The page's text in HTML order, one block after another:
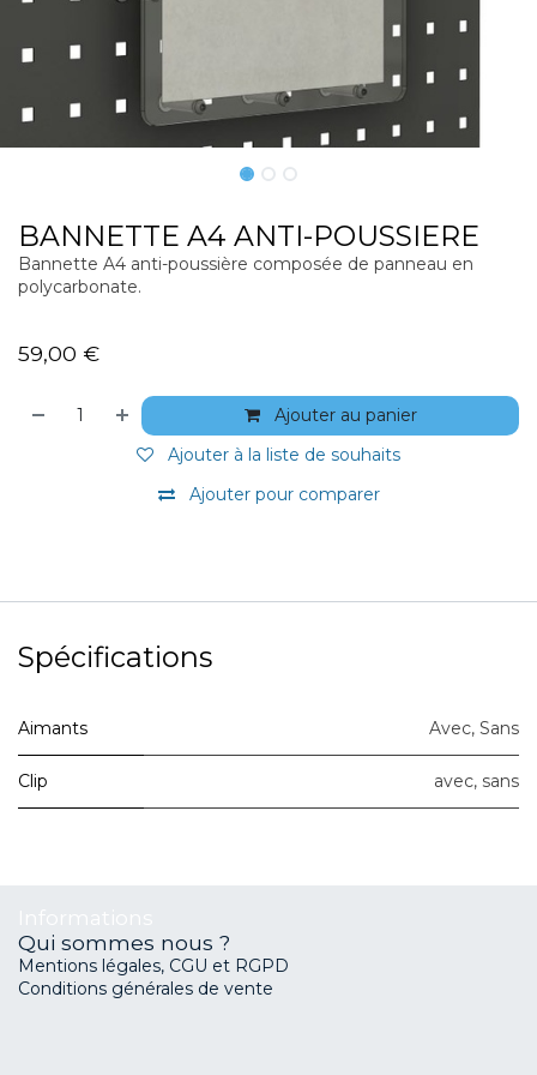
BANNETTE A4 ANTI-POUSSIERE
Bannette A4 anti-poussière composée de panneau en
polycarbonate.
59,00 €
Ajouter au panier
Ajouter pour comparer
Ajouter à la liste de souhaits
Spécifications
Aimants Avec, Sans
Clip avec, sans
Qui sommes nous ?
Mentions légales, CGU et RGPD
Conditions générales de vente